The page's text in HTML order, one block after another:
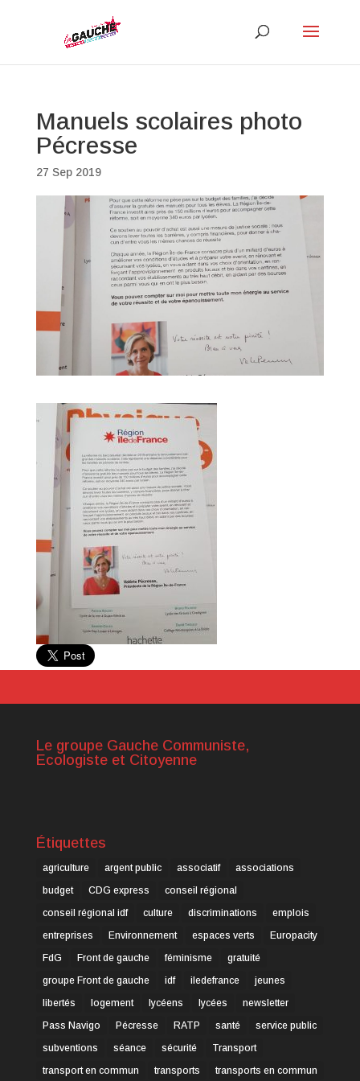
Manuels scolaires photo
Pécresse
27 Sep 2019
Le groupe Gauche Communiste,
Ecologiste et Citoyenne
Étiquettes
agriculture argent public associatif
associations
budget
CDG express
conseil régional
conseil régional idf
culture discriminations
emplois
entreprises
Environnement espaces verts
Europacity
FdG
Front de gauche féminisme
gratuité
groupe Front de gauche
idf iledefrance
jeunes
libertés
logement lycéens lycées
newsletter
Pass Navigo
Pécresse RATP santé
service public
subventions
séance sécurité
Transport
transport en commun
transports transports en commun